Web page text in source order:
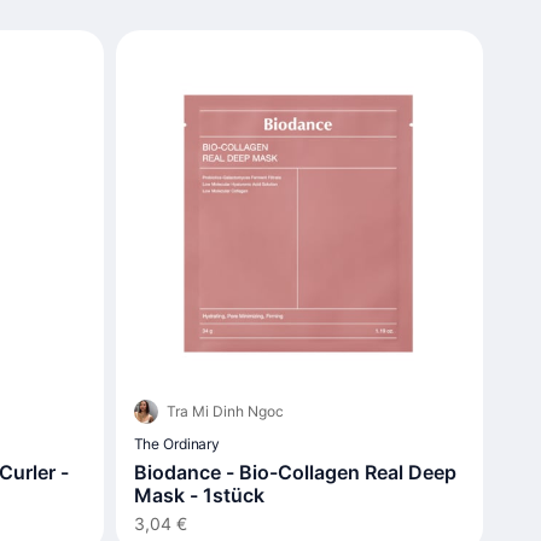
-
Tra Mi Dinh Ngoc
The Ordinary
Biodance - Bio-Collagen Real Deep
Mask - 1stück
3,04 €